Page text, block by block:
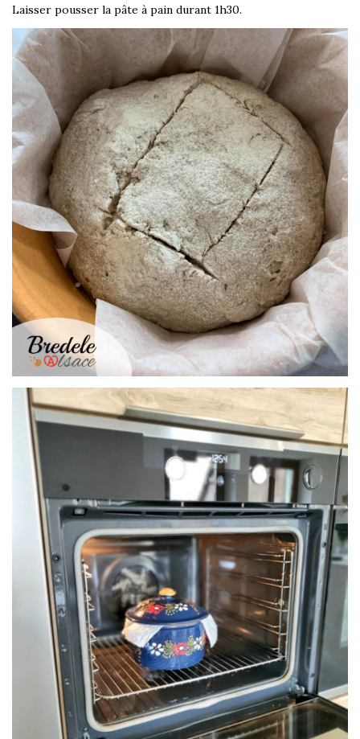
Laisser pousser la pâte à pain durant 1h30.